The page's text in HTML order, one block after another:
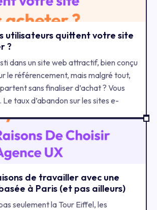
utilisateurs quittent votre site
?
dans un site web attractif, bien conçu
le référencement, mais malgré tout,
sans finaliser d’achat ? Vous
Le taux d’abandon sur les sites e-
et comment y remédier.
de travailler avec une
à Paris (et pas ailleurs)
seulement la Tour Eiffel, les